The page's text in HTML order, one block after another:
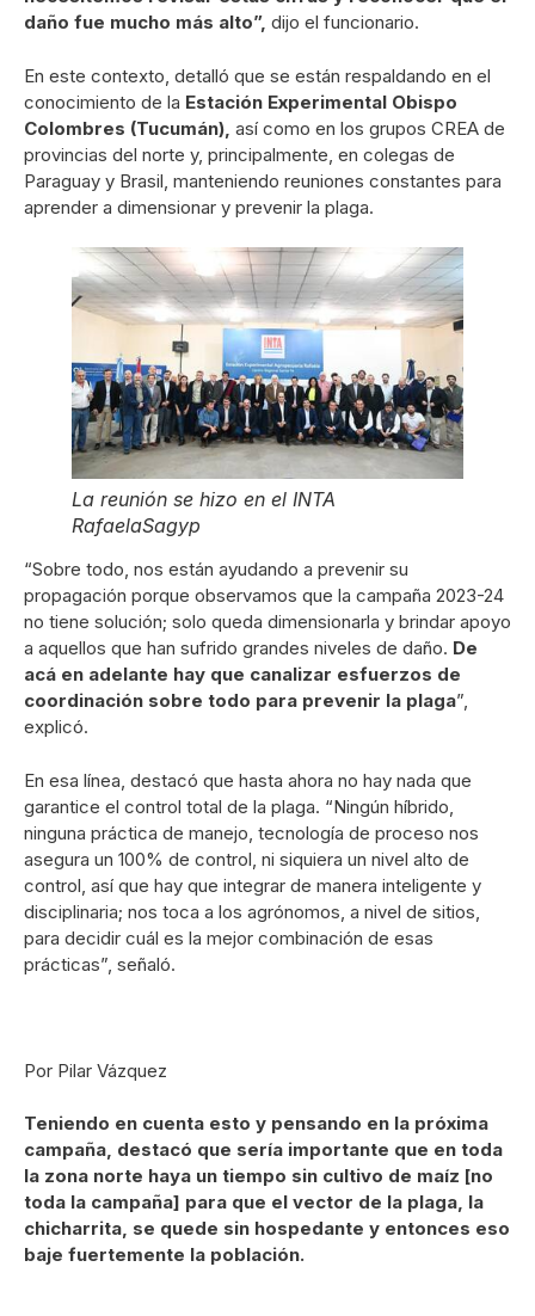
daño fue mucho más alto”, dijo el funcionario.
En este contexto, detalló que se están respaldando en el
conocimiento de la Estación Experimental Obispo
Colombres (Tucumán), así como en los grupos CREA de
provincias del norte y, principalmente, en colegas de
Paraguay y Brasil, manteniendo reuniones constantes para
aprender a dimensionar y prevenir la plaga.
La reunión se hizo en el INTA
RafaelaSagyp
“Sobre todo, nos están ayudando a prevenir su
propagación porque observamos que la campaña 2023-24
no tiene solución; solo queda dimensionarla y brindar apoyo
a aquellos que han sufrido grandes niveles de daño. De
acá en adelante hay que canalizar esfuerzos de
coordinación sobre todo para prevenir la plaga”,
explicó.
En esa línea, destacó que hasta ahora no hay nada que
garantice el control total de la plaga. “Ningún híbrido,
ninguna práctica de manejo, tecnología de proceso nos
asegura un 100% de control, ni siquiera un nivel alto de
control, así que hay que integrar de manera inteligente y
disciplinaria; nos toca a los agrónomos, a nivel de sitios,
para decidir cuál es la mejor combinación de esas
prácticas”, señaló.
Por Pilar Vázquez
Teniendo en cuenta esto y pensando en la próxima
campaña, destacó que sería importante que en toda
la zona norte haya un tiempo sin cultivo de maíz [no
toda la campaña] para que el vector de la plaga, la
chicharrita, se quede sin hospedante y entonces eso
baje fuertemente la población.